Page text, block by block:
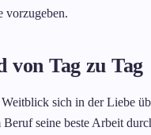
vorzugeben.
von Tag zu Tag
sich in der Liebe
seine beste Arbeit